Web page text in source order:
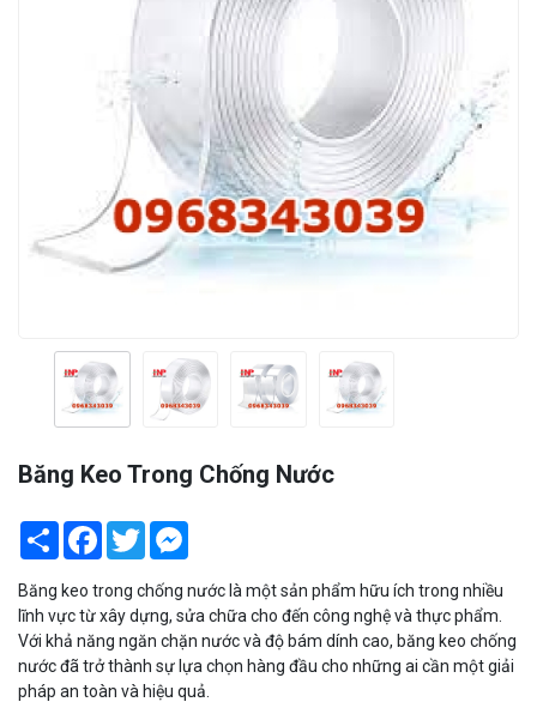
Băng Keo Trong Chống Nước
Share Facebook
Twitter
Băng keo trong chống nước là một sản phẩm hữu ích trong nhiều
lĩnh vực từ xây dựng, sửa chữa cho đến công nghệ và thực phẩm.
Với khả năng ngăn chặn nước và độ bám dính cao, băng keo chống
nước đã trở thành sự lựa chọn hàng đầu cho những ai cần một giải
pháp an toàn và hiệu quả.